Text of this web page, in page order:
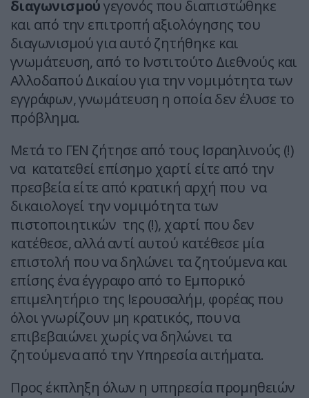
διαγωνισμούγεγονός που διαπιστώθηκε
και από την επιτροπή αξιολόγησης του
διαγωνισμού για αυτό ζητήθηκε και
γνωμάτευση, από το Ινστιτούτο Διεθνούς και
Αλλοδαπού Δικαίου για την νομιμότητα των
εγγράφων, γνωμάτευση η οποία δεν έλυσε το
πρόβλημα.
Μετά το ΓΕΝ ζήτησε από τους Ισραηλινούς (!)
να κατατεθεί επίσημο χαρτί είτε από την
πρεσβεία είτε από κρατική αρχή που να
δικαιολογεί την νομιμότητα των
πιστοποιητικών της (!), χαρτί που δεν
κατέθεσε, αλλά αντί αυτού κατέθεσε μία
επιστολή που να δηλώνει τα ζητούμενα και
επίσης ένα έγγραφο από το Εμπορικό
επιμελητήριο της Ιερουσαλήμ, φορέας που
όλοι γνωρίζουν μη κρατικός, που να
επιβεβαιώνει χωρίς να δηλώνει τα
ζητούμενα από την Υπηρεσία αιτήματα.
Προς έκπληξη όλων η υπηρεσία προμηθειών